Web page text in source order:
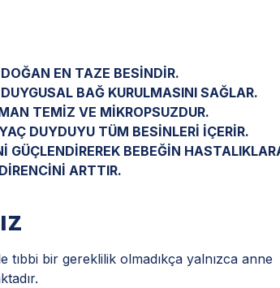
EN TAZE BESİNDİR.
BAĞ KURULMASINI SAĞLAR.
TEMİZ VE MİKROPSUZDUR.
DUYDUYU TÜM BESİNLERİ İÇERİR.
GÜÇLENDİREREK BEBEĞİN
ARTTIR.
bir gereklilik olmadıkça yalnızca anne